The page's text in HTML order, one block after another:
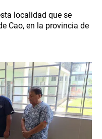
localidad que se
Cao, en la provincia de